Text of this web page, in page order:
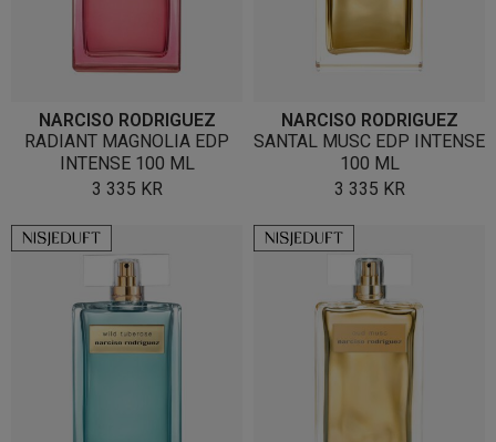
NARCISO RODRIGUEZ
RADIANT MAGNOLIA EDP
INTENSE 100 ML
3 335 KR
NARCISO RODRIGUEZ
SANTAL MUSC EDP INTENSE
100 ML
3 335 KR